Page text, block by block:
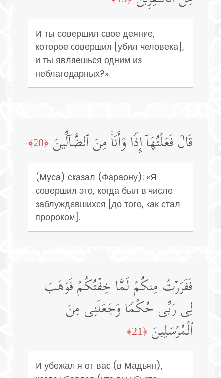
И ты совершил свое деяние,
которое совершил [убил человека],
и ты являешься одним из
неблагодарных?»
قَالَ فَعَلۡتُهَاۤ إِذࣰا وَأَنَا۠ مِنَ ٱلضَّاۤلِّینَ ﴿20﴾
(Муса) сказал (Фараону): «Я
совершил это, когда был в числе
заблуждавшихся [до того, как стал
пророком].
فَفَرَرۡتُ مِنكُمۡ لَمَّا خِفۡتُكُمۡ فَوَهَبَ
لِی رَبِّی حُكۡمࣰا وَجَعَلَنِی مِنَ
ٱلۡمُرۡسَلِینَ ﴿21﴾
И убежал я от вас (в Мадьян),